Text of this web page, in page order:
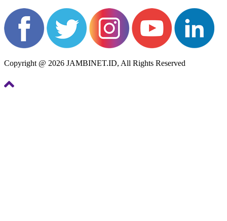
Copyright @ 2026 JAMBINET.ID, All Rights Reserved